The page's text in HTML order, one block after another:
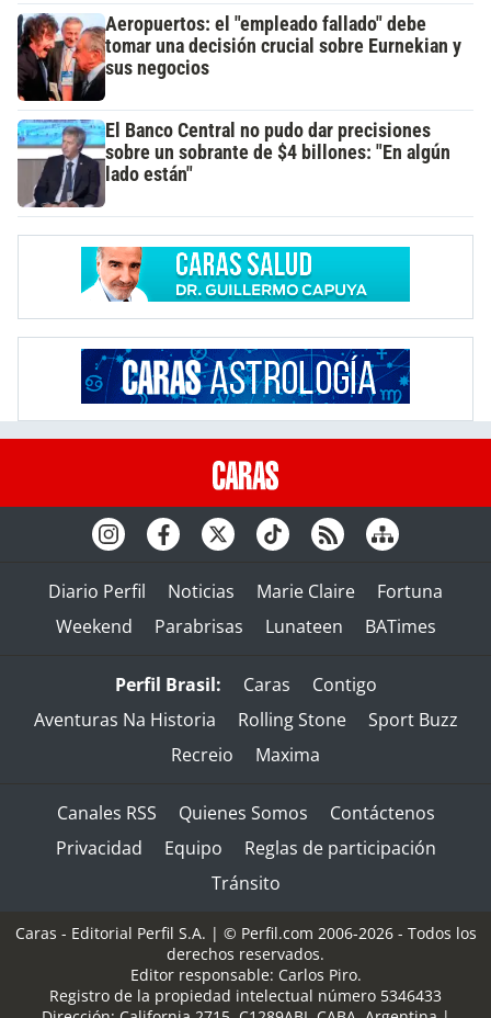
Aeropuertos: el "empleado fallado" debe
tomar una decisión crucial sobre Eurnekian y
sus negocios
El Banco Central no pudo dar precisiones
sobre un sobrante de $4 billones: "En algún
lado están"
Diario Perfil Noticias Marie Claire
Fortuna
Weekend
Parabrisas Lunateen BATimes
Perfil Brasil: Caras
Contigo
Aventuras Na Historia
Rolling Stone
Sport Buzz
Recreio
Maxima
Canales RSS Quienes Somos
Contáctenos
Privacidad
Equipo
Reglas de participación
Tránsito
Caras - Editorial Perfil S.A. | © Perfil.com 2006-2026 - Todos los
derechos reservados.
Editor responsable: Carlos Piro.
Registro de la propiedad intelectual número 5346433